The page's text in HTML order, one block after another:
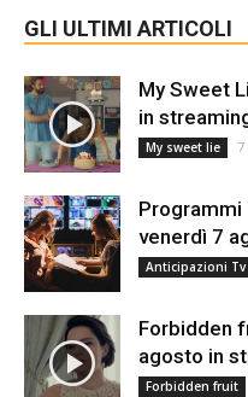
GLI ULTIMI ARTICOLI
My Sweet
in
My sweet lie
venerdì 7
Anticipazioni Tv
Forbidden
agosto in
Forbidden fruit